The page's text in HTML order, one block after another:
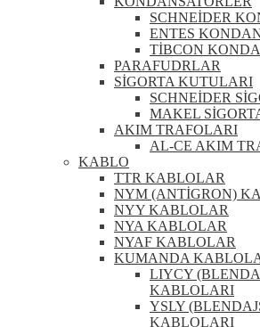
SCHNEİDER
ENTES
TİBCON
PARAFUDRLAR
SİGORTA KUTULARI
SCHNEİDER
MAKEL
AKIM TRAFOLARI
AL-CE AKIM
KABLO
TTR KABLOLAR
NYM (ANTİGRON)
NYY KABLOLAR
NYA KABLOLAR
NYAF KABLOLAR
KUMANDA
LIYCY
KABLOLARI
YSLY
KABLOLARI